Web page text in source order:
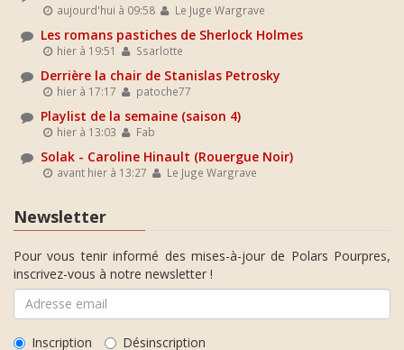
aujourd'hui à 09:58 Le Juge Wargrave
Les romans pastiches de Sherlock Holmes
hier à 19:51 Ssarlotte
Derrière la chair de Stanislas Petrosky
hier à 17:17 patoche77
Playlist de la semaine (saison 4)
hier à 13:03 Fab
Solak - Caroline Hinault (Rouergue Noir)
avant hier à 13:27 Le Juge Wargrave
Newsletter
Pour vous tenir informé des mises-à-jour de Polars Pourpres,
inscrivez-vous à notre newsletter !
Inscription Désinscription